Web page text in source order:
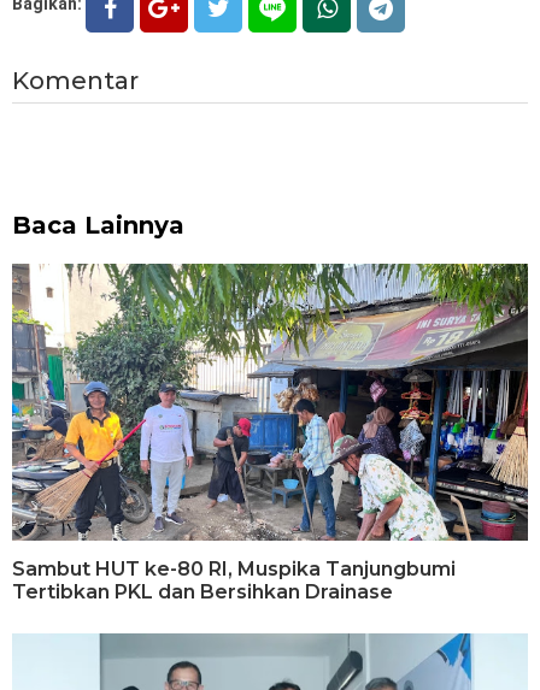
Komentar
Baca Lainnya
Sambut HUT ke-80 RI, Muspika Tanjungbumi
Tertibkan PKL dan Bersihkan Drainase